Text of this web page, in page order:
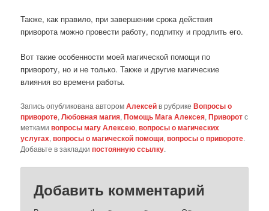
Также, как правило, при завершении срока действия
приворота можно провести работу, подпитку и продлить его.
Вот такие особенности моей магической помощи по
привороту, но и не только. Также и другие магические
влияния во времени работы.
Запись опубликована авторомАлексейв рубрикеВопросы о
привороте,Любовная магия,Помощь Мага Алексея,Приворотс
меткамивопросы магу Алексею,вопросы о магических
услугах,вопросы о магической помощи,вопросы о привороте.
Добавьте в закладкипостоянную ссылку.
Добавить комментарий